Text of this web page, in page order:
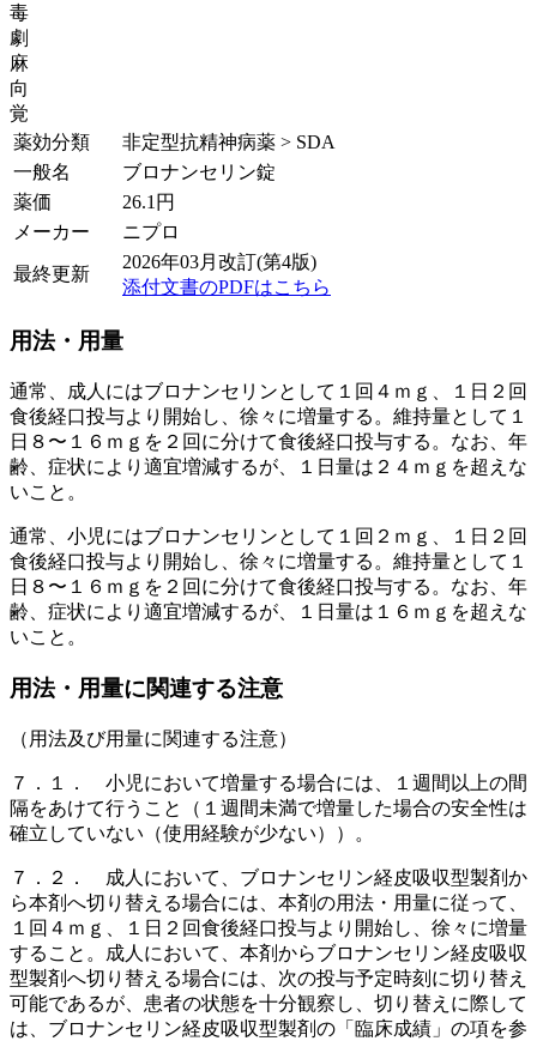
毒
劇
麻
向
覚
薬効分類
非定型抗精神病薬 > SDA
一般名
ブロナンセリン錠
薬価
26.1 円
メーカー
ニプロ
最終更新
2026年03月改訂(第4版)
添付文書のPDFはこちら
用法・用量
通常、成人にはブロナンセリンとして１回４ｍｇ、１日２回
食後経口投与より開始し、徐々に増量する。維持量として１
日８〜１６ｍｇを２回に分けて食後経口投与する。なお、年
齢、症状により適宜増減するが、１日量は２４ｍｇを超えな
いこと。
通常、小児にはブロナンセリンとして１回２ｍｇ、１日２回
食後経口投与より開始し、徐々に増量する。維持量として１
日８〜１６ｍｇを２回に分けて食後経口投与する。なお、年
齢、症状により適宜増減するが、１日量は１６ｍｇを超えな
いこと。
用法・用量に関連する注意
（用法及び用量に関連する注意）
７．１． 小児において増量する場合には、１週間以上の間
隔をあけて行うこと（１週間未満で増量した場合の安全性は
確立していない（使用経験が少ない））。
７．２． 成人において、ブロナンセリン経皮吸収型製剤か
ら本剤へ切り替える場合には、本剤の用法・用量に従って、
１回４ｍｇ、１日２回食後経口投与より開始し、徐々に増量
すること。成人において、本剤からブロナンセリン経皮吸収
型製剤へ切り替える場合には、次の投与予定時刻に切り替え
可能であるが、患者の状態を十分観察し、切り替えに際して
は、ブロナンセリン経皮吸収型製剤の「臨床成績」の項を参